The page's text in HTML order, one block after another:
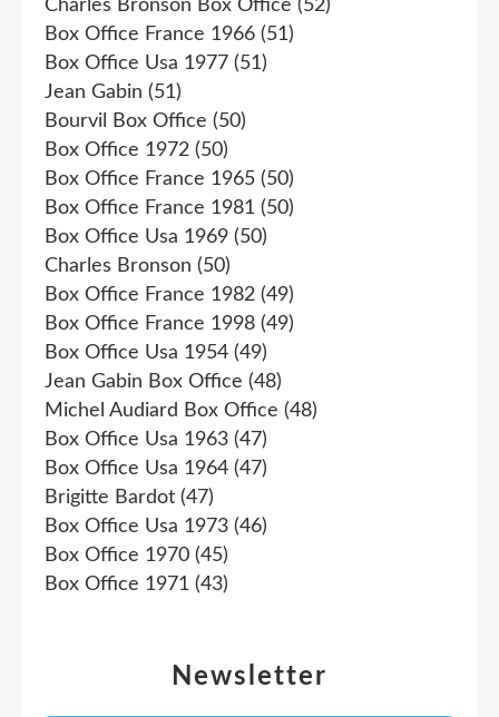
Newsletter
Charles Bronson Box Office (52)
Box Office France 1966 (51)
Box Office Usa 1977 (51)
Jean Gabin (51)
Bourvil Box Office (50)
Box Office 1972 (50)
Box Office France 1965 (50)
Box Office France 1981 (50)
Box Office Usa 1969 (50)
Charles Bronson (50)
Box Office France 1982 (49)
Box Office France 1998 (49)
Box Office Usa 1954 (49)
Jean Gabin Box Office (48)
Michel Audiard Box Office (48)
Box Office Usa 1963 (47)
Box Office Usa 1964 (47)
Brigitte Bardot (47)
Box Office Usa 1973 (46)
Box Office 1970 (45)
Box Office 1971 (43)